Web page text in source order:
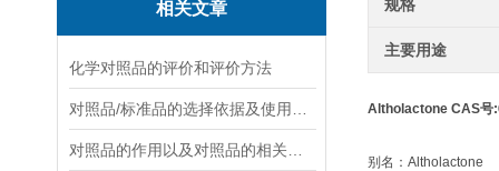
相关文章
化学对照品的评价和评价方法
规格
主要用途
Altholactone CAS号
别名：Altholactone